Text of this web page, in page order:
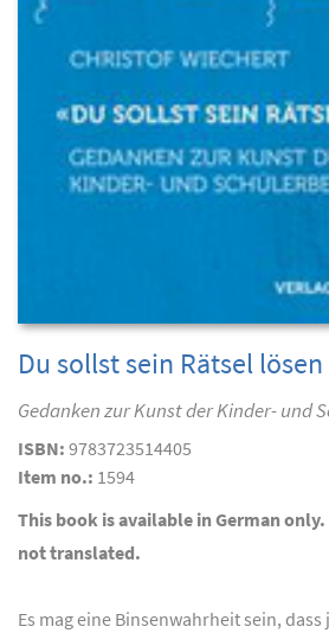
Du sollst sein Rätsel
Gedanken zur Kunst der Kinder- und
ISBN: 9783723514405
Item no.: 1594
This book is available in German
not translated.
Es mag eine Binsenwahrheit sein,